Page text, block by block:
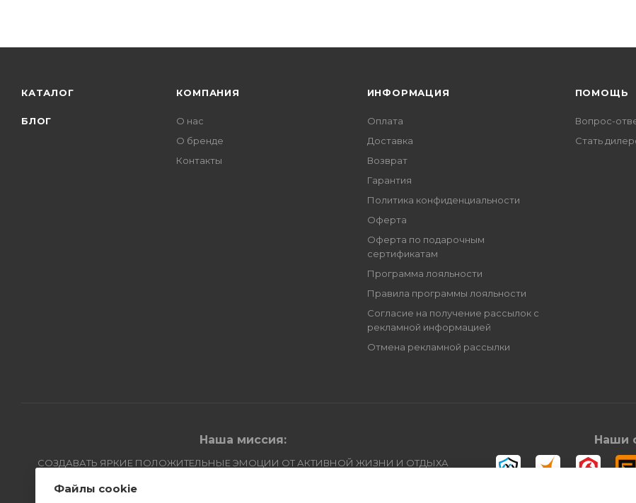
КАТАЛОГ
БЛОГ
КОМПАНИЯ
О нас
О бренде
Контакты
ИНФОРМАЦИЯ
Оплата
Доставка
Возврат
Гарантия
Политика конфиденциальности
Оферта
Оферта по подарочным
сертификатам
Программа лояльности
Правила программы лояльности
Согласие на получение рассылок с
рекламной информацией
Отмена рекламной рассылки
ПОМОЩЬ
Вопрос-
Стать
Наша миссия:
СОЗДАВАТЬ ЯРКИЕ ПОЛОЖИТЕЛЬНЫЕ ЭМОЦИИ ОТ АКТИВНОЙ ЖИЗНИ И ОТДЫХА
Наши
Файлы cookie